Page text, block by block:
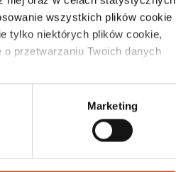
wszystkich plików cookie
tylko niektórych plików cookie,
przetwarzaniu Twoich danych
Marketing